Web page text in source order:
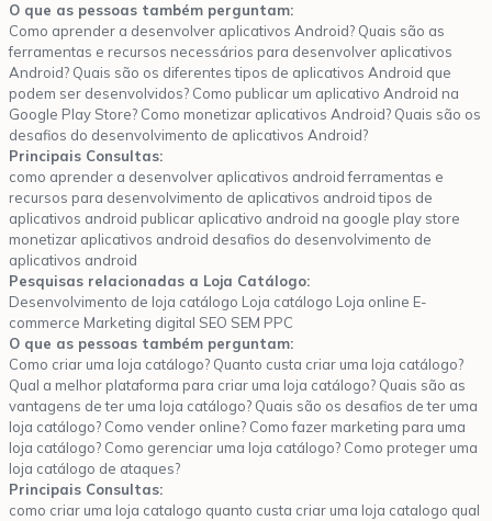
O que as pessoas também perguntam:
Como aprender a desenvolver aplicativos Android? Quais são as
ferramentas e recursos necessários para desenvolver aplicativos
Android? Quais são os diferentes tipos de aplicativos Android que
podem ser desenvolvidos? Como publicar um aplicativo Android na
Google Play Store? Como monetizar aplicativos Android? Quais são os
desafios do desenvolvimento de aplicativos Android?
Principais Consultas:
como aprender a desenvolver aplicativos android ferramentas e
recursos para desenvolvimento de aplicativos android tipos de
aplicativos android publicar aplicativo android na google play store
monetizar aplicativos android desafios do desenvolvimento de
aplicativos android
Pesquisas relacionadas a Loja Catálogo:
Desenvolvimento de loja catálogo Loja catálogo Loja online E-
commerce Marketing digital SEO SEM PPC
O que as pessoas também perguntam:
Como criar uma loja catálogo? Quanto custa criar uma loja catálogo?
Qual a melhor plataforma para criar uma loja catálogo? Quais são as
vantagens de ter uma loja catálogo? Quais são os desafios de ter uma
loja catálogo? Como vender online? Como fazer marketing para uma
loja catálogo? Como gerenciar uma loja catálogo? Como proteger uma
loja catálogo de ataques?
Principais Consultas:
como criar uma loja catalogo quanto custa criar uma loja catalogo qual